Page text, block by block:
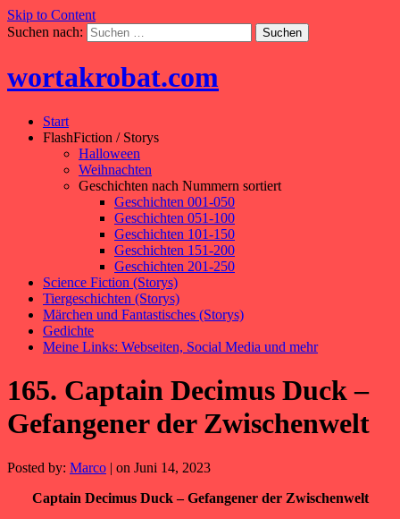
Skip to Content
Suchen nach:
wortakrobat.com
Start
FlashFiction / Storys
Halloween
Weihnachten
Geschichten nach Nummern sortiert
Geschichten 001-050
Geschichten 051-100
Geschichten 101-150
Geschichten 151-200
Geschichten 201-250
Science Fiction (Storys)
Tiergeschichten (Storys)
Märchen und Fantastisches (Storys)
Gedichte
Meine Links: Webseiten, Social Media und mehr
165. Captain Decimus Duck –
Gefangener der Zwischenwelt
Posted by: Marco | on Juni 14, 2023
Captain Decimus Duck – Gefangener der Zwischenwelt